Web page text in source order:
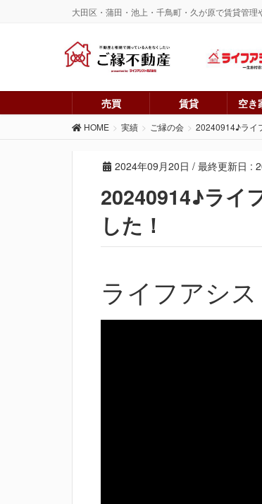
大田区・蒲田・池上・千鳥町・久が原で賃貸管
売買 賃貸 空き
HOME 実績 ご縁の会 20240914♪ライ
2024年09月20日 / 最終更新日 :
20240914♪ライ
した！
ライフアシ